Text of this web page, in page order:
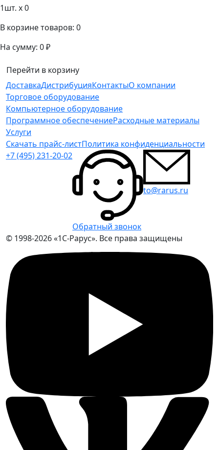
1шт. x0
В корзине товаров: 0
На сумму: 0 ₽
Перейти в корзину
ДоставкаДистрибуцияКонтактыО компании
Торговое оборудование
Компьютерное оборудование
Программное обеспечениеРасходные материалы
Услуги
Скачать прайс-листПолитика конфиденциальности
+7 (495) 231-20-02
Обратный звонок
to@rarus.ru
© 1998-2026 «1С-Рарус». Все права защищены